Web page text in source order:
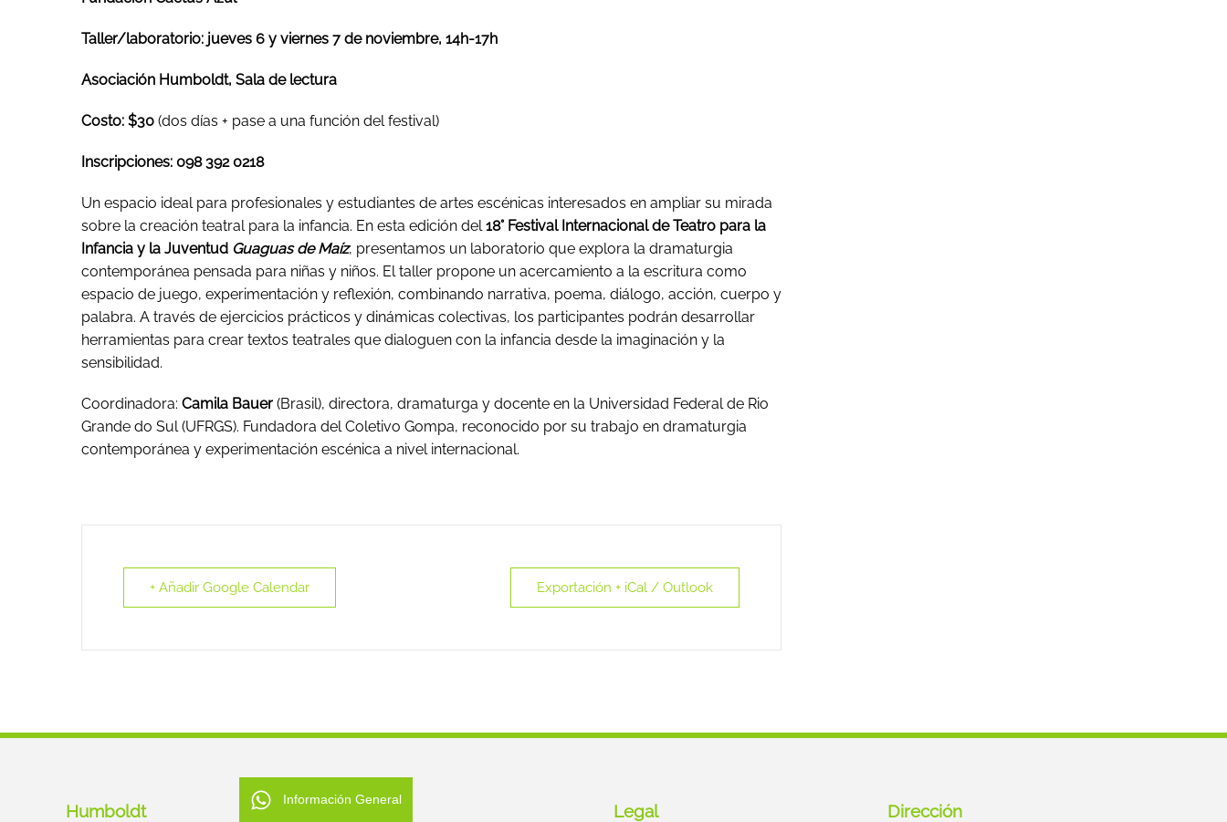
Taller/laboratorio: jueves 6 y viernes 7 de noviembre, 14h-17h
Asociación Humboldt, Sala de lectura
Costo: $30 (dos días + pase a una función del festival)
Inscripciones: 098 392 0218
Un espacio ideal para profesionales y estudiantes de artes escénicas interesados en ampliar su mirada
sobre la creación teatral para la infancia. En esta edición del 18° Festival Internacional de Teatro para la
Infancia y la Juventud Guaguas de Maíz, presentamos un laboratorio que explora la dramaturgia
contemporánea pensada para niñas y niños. El taller propone un acercamiento a la escritura como
espacio de juego, experimentación y reflexión, combinando narrativa, poema, diálogo, acción, cuerpo y
palabra. A través de ejercicios prácticos y dinámicas colectivas, los participantes podrán desarrollar
herramientas para crear textos teatrales que dialoguen con la infancia desde la imaginación y la
sensibilidad.
Coordinadora: Camila Bauer (Brasil), directora, dramaturga y docente en la Universidad Federal de Rio
Grande do Sul (UFRGS). Fundadora del Coletivo Gompa, reconocido por su trabajo en dramaturgia
contemporánea y experimentación escénica a nivel internacional.
+ Añadir Google Calendar Exportación + iCal / Outlook
Humboldt Legal Dirección
Información General